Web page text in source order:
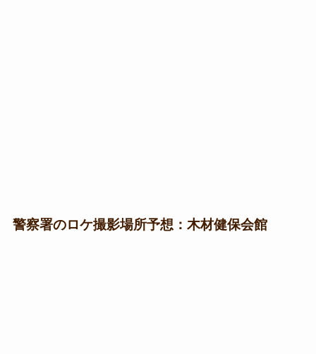
警察署のロケ撮影場所予想：木材健保会館